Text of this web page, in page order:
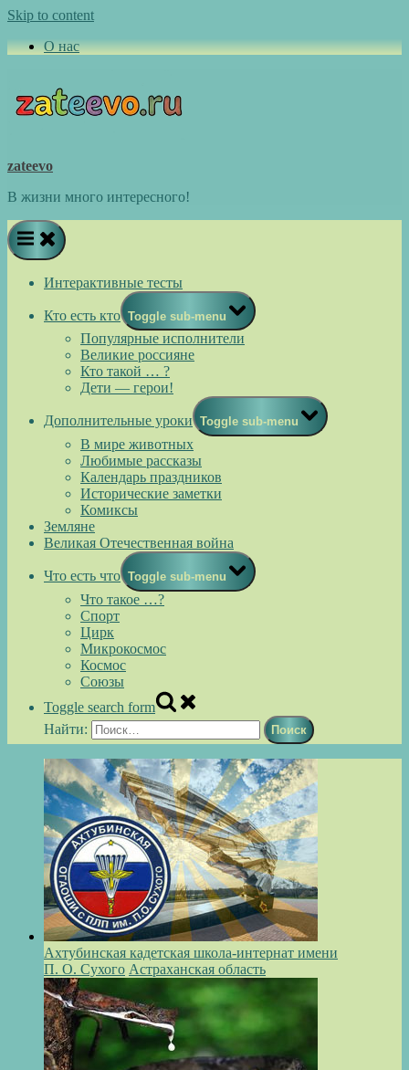
Skip to content
О нас
zateevo
В жизни много интересного!
Интерактивные тесты
Кто есть кто Toggle sub-menu
Популярные исполнители
Великие россияне
Кто такой … ?
Дети — герои!
Дополнительные уроки Toggle sub-menu
В мире животных
Любимые рассказы
Календарь праздников
Исторические заметки
Комиксы
Земляне
Великая Отечественная война
Что есть что Toggle sub-menu
Что такое …?
Спорт
Цирк
Микрокосмос
Космос
Союзы
Toggle search form
Найти:
Ахтубинская кадетская школа-интернат имени
П. О. Сухого Астраханская область